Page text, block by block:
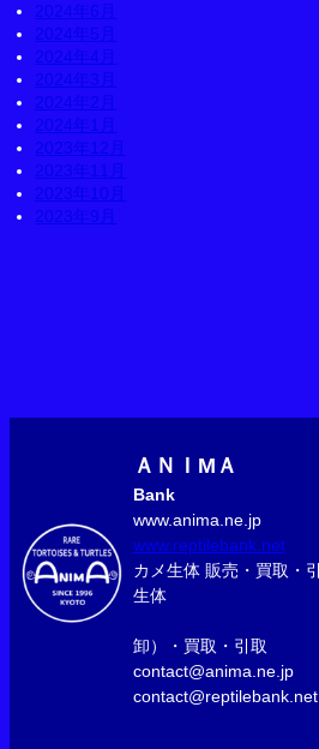
2024年6月
2024年5月
2024年4月
2024年3月
2024年2月
2024年1月
2023年12月
2023年11月
2023年10月
2023年9月
ＡＮＩМＡ
Bank
www.reptilebank.net
カメ生体 販売・買取
生体
販売
卸）・買取・引取
contact@reptilebank.net